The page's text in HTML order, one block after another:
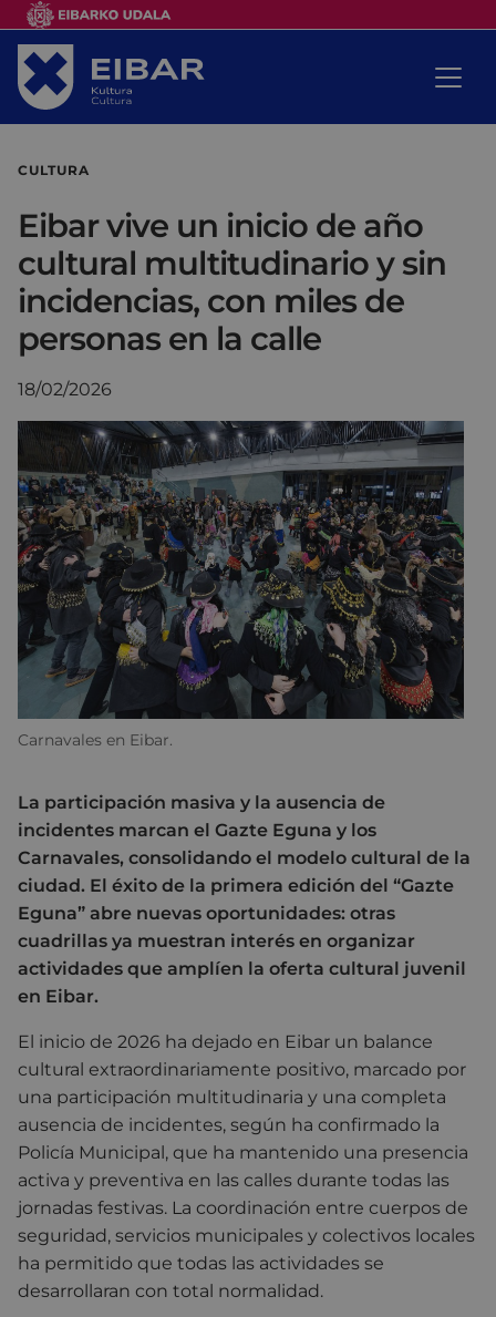
CULTURA
Eibar vive un inicio de año
cultural multitudinario y sin
incidencias, con miles de
personas en la calle
18/02/2026
Carnavales en Eibar.
La participación masiva y la ausencia de
incidentes marcan el Gazte Eguna y los
Carnavales, consolidando el modelo cultural de la
ciudad. El éxito de la primera edición del “Gazte
Eguna” abre nuevas oportunidades: otras
cuadrillas ya muestran interés en organizar
actividades que amplíen la oferta cultural juvenil
en Eibar.
El inicio de 2026 ha dejado en Eibar un balance
cultural extraordinariamente positivo, marcado por
una participación multitudinaria y una completa
ausencia de incidentes, según ha confirmado la
Policía Municipal, que ha mantenido una presencia
activa y preventiva en las calles durante todas las
jornadas festivas. La coordinación entre cuerpos de
seguridad, servicios municipales y colectivos locales
ha permitido que todas las actividades se
desarrollaran con total normalidad.